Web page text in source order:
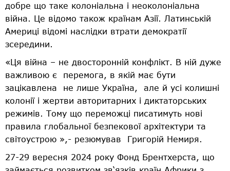
добре що таке колоніальна і неоколоніальна
війна. Це відомо також країнам Азії. Латинській
Америці відомі наслідки втрати демократії
зсередини.
«Ця війна – не двосторонній конфлікт. В ній дуже
важливою є
перемога, в якій має бути
зацікавлена
не лише Україна,
але й усі колишні
колонії і жертви авторитарних і диктаторських
режимів. Тому що переможці писатимуть нові
правила глобальної безпекової архітектури та
світоустрою »,- резюмував
Григорій Немиря.
27-29 вересня 2024 року Фонд Брентхерста, що